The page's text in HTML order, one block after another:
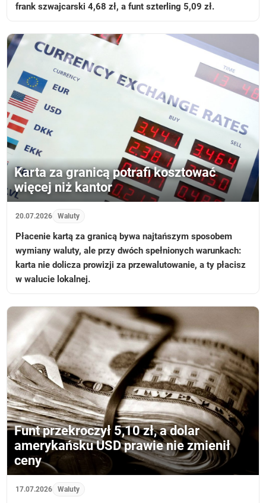
frank szwajcarski 4,68 zł, a funt szterling 5,09 zł.
Karta za granicą potrafi kosztować
więcej niż kantor
20.07.2026 Waluty
Płacenie kartą za granicą bywa najtańszym sposobem
wymiany waluty, ale przy dwóch spełnionych warunkach:
karta nie dolicza prowizji za przewalutowanie, a ty płacisz
w walucie lokalnej.
Funt przekroczył 5,10 zł, a dolar
amerykańsku USD prawie nie zmienił
ceny
17.07.2026 Waluty